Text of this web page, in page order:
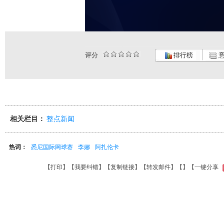
评分 排行榜
相关栏目： 整点新闻
热词： 悉尼国际网球赛 李娜 阿扎伦卡
【打印 】【我要纠错】【复制链接】【转发邮件】【 】 【一键分享